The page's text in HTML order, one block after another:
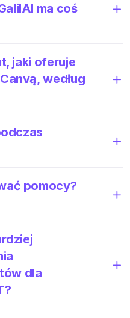
ma coś
jaki oferuje
według
pomocy?
dla